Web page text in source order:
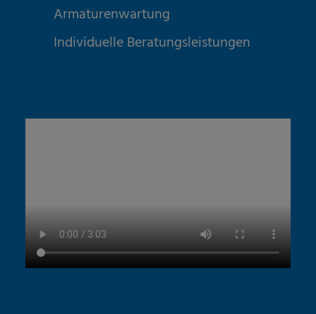
Armaturenwartung
Individuelle Beratungsleistungen